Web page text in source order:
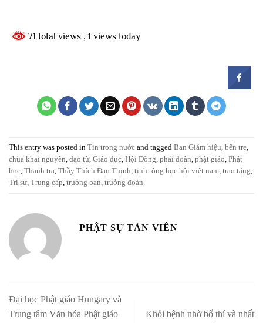
71 total views , 1 views today
This entry was posted in Tin trong nước and tagged Ban Giám hiệu, bến tre,
chùa khai nguyên, đạo từ, Giáo dục, Hội Đồng, phái đoàn, phật giáo, Phật
học, Thanh tra, Thầy Thích Đạo Thịnh, tịnh tông học hội việt nam, trao tặng,
Trị sự, Trung cấp, trưởng ban, trưởng đoàn.
PHẬT SỰ TẢN VIÊN
Đại học Phật giáo Hungary và
Trung tâm Văn hóa Phật giáo
Khỏi bệnh nhờ bố thí và nhất